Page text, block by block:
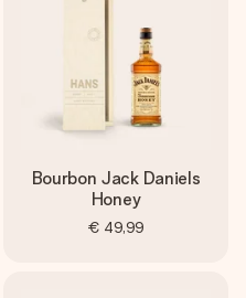
Bourbon Jack Daniels
Honey
€ 49,99